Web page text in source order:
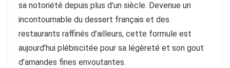
sa notoriété depuis plus d’un siècle. Devenue un
incontournable du dessert français et des
restaurants raffinés d’ailleurs, cette formule est
aujourd’hui plébiscitée pour sa légèreté et son gout
d’amandes fines envoutantes.